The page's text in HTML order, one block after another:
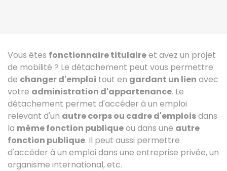
Vous êtes fonctionnaire titulaireet avez un projet
de mobilité ? Le détachement peut vous permettre
de changer d'emploi tout en gardant un lien avec
votre administration d'appartenance. Le
détachement permet d'accéder à un emploi
relevant d'un autre corps ou cadre d'emploisdans
la même fonction publiqueou dans une autre
fonction publique. Il peut aussi permettre
d'accéder à un emploi dans une entreprise privée, un
organisme international, etc.